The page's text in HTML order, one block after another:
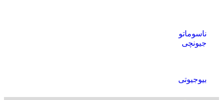
ناسوماتو
جیونچی
بیوجیوتی